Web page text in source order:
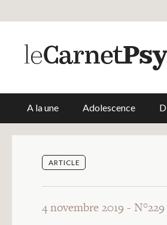
A la une Adolescence
ARTICLE
4 novembre 2019 - N°229